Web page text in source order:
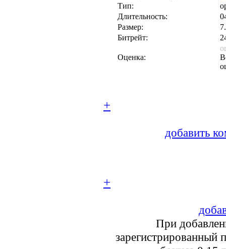
Тип:
Длительность:
Размер:
Битрейт:
Оценка:
+
добавить
+
При
зарегистрированный